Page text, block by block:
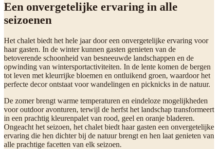
Een onvergetelijke ervaring in alle
seizoenen
Het chalet biedt het hele jaar door een onvergetelijke ervaring voor
haar gasten. In de winter kunnen gasten genieten van de
betoverende schoonheid van besneeuwde landschappen en de
opwinding van wintersportactiviteiten. In de lente komen de bergen
tot leven met kleurrijke bloemen en ontluikend groen, waardoor het
perfecte decor ontstaat voor wandelingen en picknicks in de natuur.
De zomer brengt warme temperaturen en eindeloze mogelijkheden
voor outdoor avonturen, terwijl de herfst het landschap transformeert
in een prachtig kleurenpalet van rood, geel en oranje bladeren.
Ongeacht het seizoen, het chalet biedt haar gasten een onvergetelijke
ervaring die hen dichter bij de natuur brengt en hen laat genieten van
alle prachtige facetten van elk seizoen.